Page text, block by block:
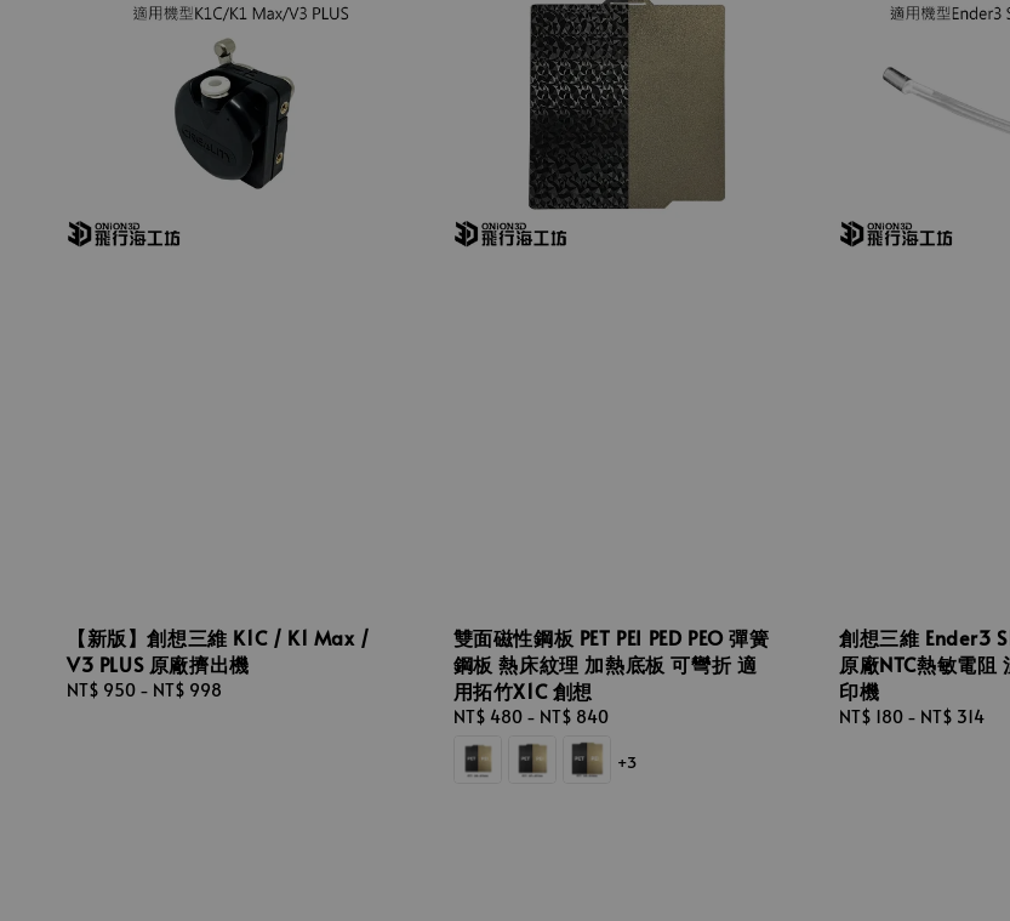
【新版】創想三維 K1C / K1 Max /
V3 PLUS 原廠擠出機
Regular
NT$ 950 - NT$ 998
雙面磁性鋼板 PET PEI PED PEO 彈簧
鋼板 熱床紋理 加熱底板 可彎折 適
用拓竹X1C 創想
Regular
price
NT$ 480- NT$ 840
+3
創想三維 Ender3
原廠NTC熱敏電阻
印機
Regular
NT$ 180 - NT$ 314